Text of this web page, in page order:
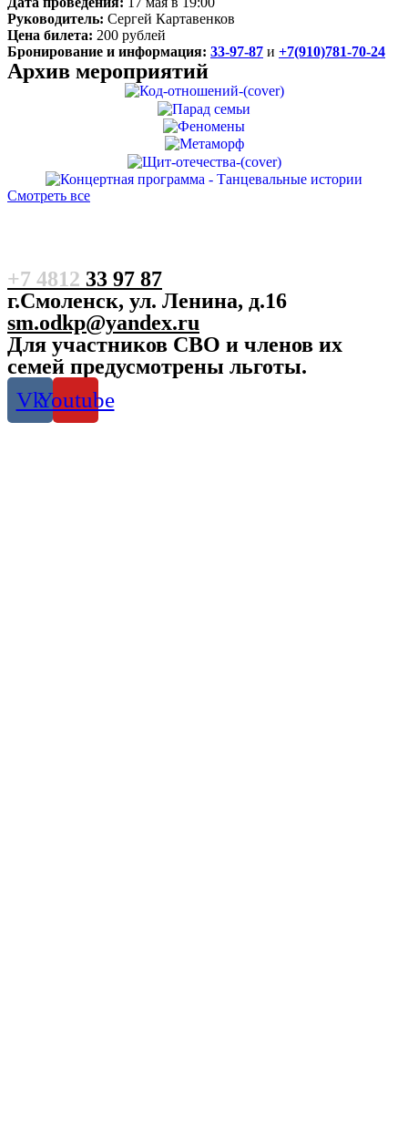
Руководитель: Сергей Картавенков
Цена билета: 200 рублей
Бронирование и информация: 33-97-87 и +7(910)781-70-24
Архив мероприятий
Смотреть все
+7 4812 33 97 87
г.Смоленск, ул. Ленина, д.16
sm.odkp@yandex.ru
Для участников СВО и членов их
семей предусмотрены льготы.
VkYoutube